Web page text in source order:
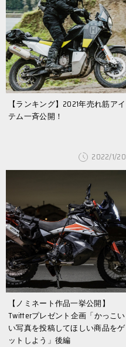
【ランキング】2021年売れ筋アイ
テム一斉公開！
2022/1/20
【ノミネート作品一挙公開】
Twitterプレゼント企画「かっこい
い写真を投稿してほしい商品をゲ
ットしよう」後編